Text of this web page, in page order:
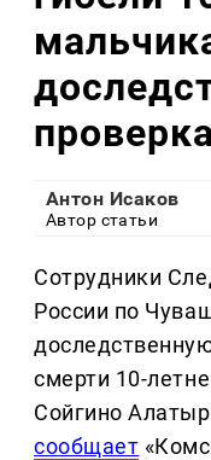
проверка
Антон Исаков
Автор статьи
Сотрудники
России по
смерти 10-
Сойгино
сообщает